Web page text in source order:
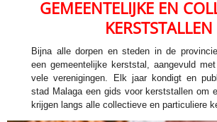
GEMEENTELIJKE EN
KERSTSTALLEN
Bijna alle dorpen en steden in de
een gemeentelijke kerststal, aangevuld
vele verenigingen. Elk jaar kondigt en
stad Malaga een gids voor kerststallen om
krijgen langs alle collectieve en particuliere